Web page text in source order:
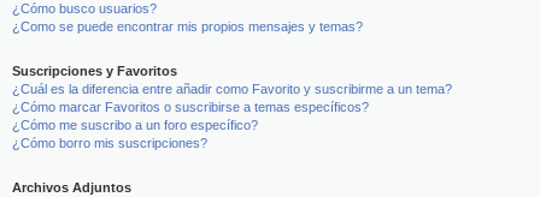
¿Cómo busco usuarios?
¿Como se puede encontrar mis propios mensajes y temas?
Suscripciones y Favoritos
¿Cuál es la diferencia entre añadir como Favorito y suscribirme a un tema?
¿Cómo marcar Favoritos o suscribirse a temas específicos?
¿Cómo me suscribo a un foro específico?
¿Cómo borro mis suscripciones?
Archivos Adjuntos